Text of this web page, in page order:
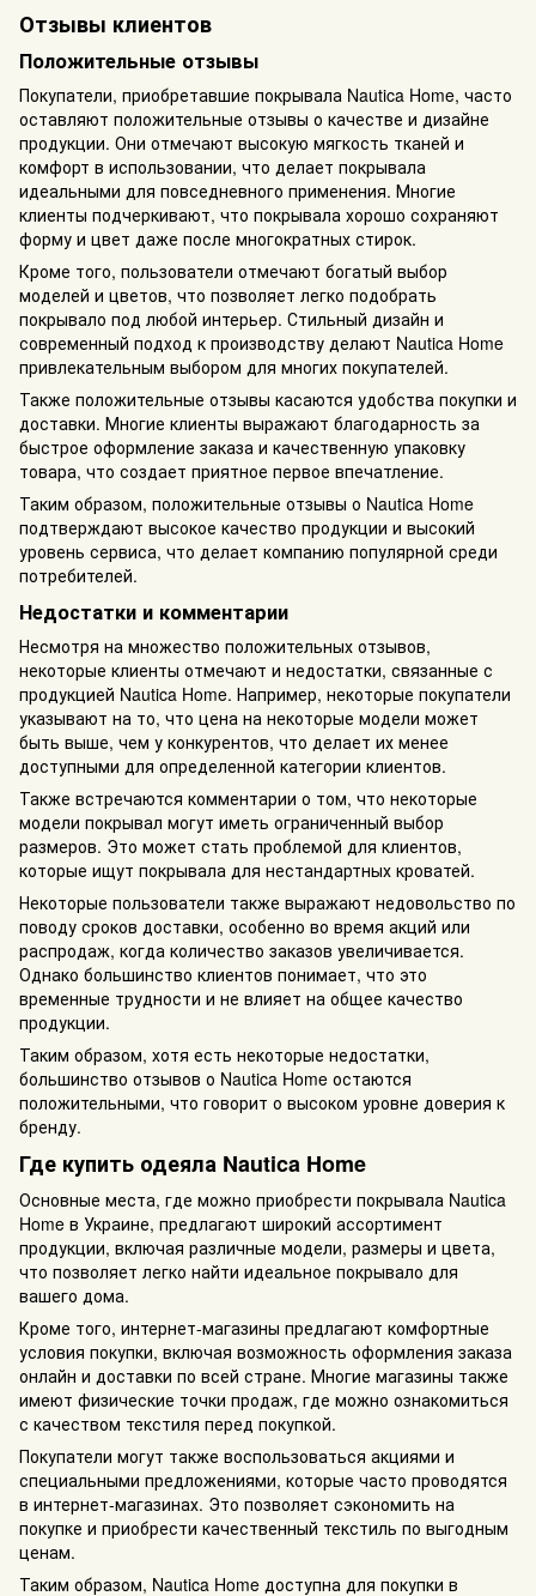
Отзывы клиентов
Положительные отзывы
Покупатели, приобретавшие покрывала Nautica Home, часто
оставляют положительные отзывы о качестве и дизайне
продукции. Они отмечают высокую мягкость тканей и
комфорт в использовании, что делает покрывала
идеальными для повседневного применения. Многие
клиенты подчеркивают, что покрывала хорошо сохраняют
форму и цвет даже после многократных стирок.
Кроме того, пользователи отмечают богатый выбор
моделей и цветов, что позволяет легко подобрать
покрывало под любой интерьер. Стильный дизайн и
современный подход к производству делают Nautica Home
привлекательным выбором для многих покупателей.
Также положительные отзывы касаются удобства покупки и
доставки. Многие клиенты выражают благодарность за
быстрое оформление заказа и качественную упаковку
товара, что создает приятное первое впечатление.
Таким образом, положительные отзывы о Nautica Home
подтверждают высокое качество продукции и высокий
уровень сервиса, что делает компанию популярной среди
потребителей.
Недостатки и комментарии
Несмотря на множество положительных отзывов,
некоторые клиенты отмечают и недостатки, связанные с
продукцией Nautica Home. Например, некоторые покупатели
указывают на то, что цена на некоторые модели может
быть выше, чем у конкурентов, что делает их менее
доступными для определенной категории клиентов.
Также встречаются комментарии о том, что некоторые
модели покрывал могут иметь ограниченный выбор
размеров. Это может стать проблемой для клиентов,
которые ищут покрывала для нестандартных кроватей.
Некоторые пользователи также выражают недовольство по
поводу сроков доставки, особенно во время акций или
распродаж, когда количество заказов увеличивается.
Однако большинство клиентов понимает, что это
временные трудности и не влияет на общее качество
продукции.
Таким образом, хотя есть некоторые недостатки,
большинство отзывов о Nautica Home остаются
положительными, что говорит о высоком уровне доверия к
бренду.
Где купить одеяла Nautica Home
Основные места, где можно приобрести покрывала Nautica
Home в Украине, предлагают широкий ассортимент
продукции, включая различные модели, размеры и цвета,
что позволяет легко найти идеальное покрывало для
вашего дома.
Кроме того, интернет-магазины предлагают комфортные
условия покупки, включая возможность оформления заказа
онлайн и доставки по всей стране. Многие магазины также
имеют физические точки продаж, где можно ознакомиться
с качеством текстиля перед покупкой.
Покупатели могут также воспользоваться акциями и
специальными предложениями, которые часто проводятся
в интернет-магазинах. Это позволяет сэкономить на
покупке и приобрести качественный текстиль по выгодным
ценам.
Таким образом, Nautica Home доступна для покупки в